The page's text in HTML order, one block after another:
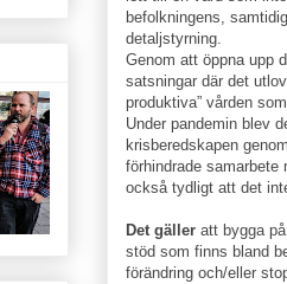
befolkningens,
detaljstyrning.
Genom att öppna upp
satsningar där det
produktiva” vården
Under pandemin blev
krisberedskapen
förhindrade samarbete
också tydligt att det
Det gäller att bygga
stöd som finns bland
förändring och/eller